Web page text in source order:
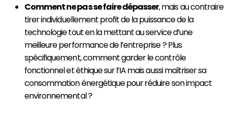
Comment ne pas se faire dépasser, mais au contraire
tirer individuellement profit de la puissance de la
technologie tout en la mettant au service d’une
meilleure performance de l’entreprise ? Plus
spécifiquement, comment garder le contrôle
fonctionnel et éthique sur l’IA mais aussi maîtriser sa
consommation énergétique pour réduire son impact
environnemental ?